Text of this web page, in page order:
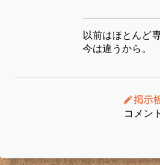
以前はほとんど
今は違うから。
コメン